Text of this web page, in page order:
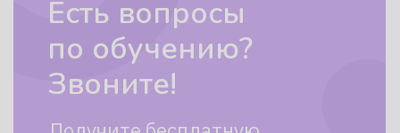
Знакомимся с гласными
и согласными звуками
и изучаем их буквенное
обозначение